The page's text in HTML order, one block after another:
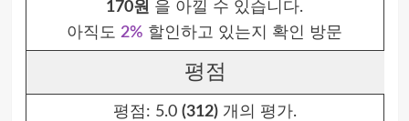
170원 을 아낄 수 있습니다.
아직도 2% 할인하고 있는지 확인 방문
평점
평점: 5.0 (312)개의 평가.